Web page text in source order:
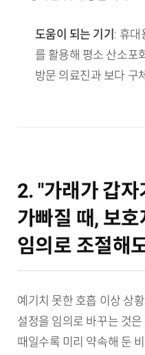
도움이 되는 기기 : 휴대
를 활용해 평소 산소포
방문 의료진과 보다 구
2. "가래가 갑자
가빠질 때, 보
임의로 조절해
예기치 못한 호흡 이상 상
설정을 임의로 바꾸는 것
때일수록 미리 약속해 둔